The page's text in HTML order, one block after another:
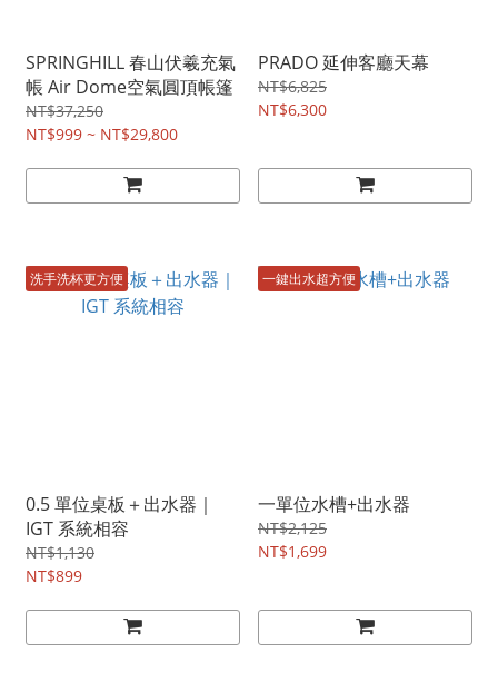
SPRINGHILL 春山伏羲充氣
帳 Air Dome空氣圓頂帳篷
NT$37,250
NT$999 ~ NT$29,800
PRADO 延伸客廳天幕
NT$6,825
NT$6,300
洗手洗杯更方便
0.5 單位桌板＋出水器｜
IGT 系統相容
NT$1,130
NT$899
一鍵出水超方便
一單位水槽+出水器
NT$2,125
NT$1,699